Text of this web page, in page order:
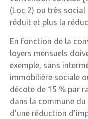
(Loc 2) ou très social
réduit et plus la
En fonction de la
loyers mensuels
exemple, sans
immobilière sociale
décote de 15 % par
dans la commune
d’une réduction